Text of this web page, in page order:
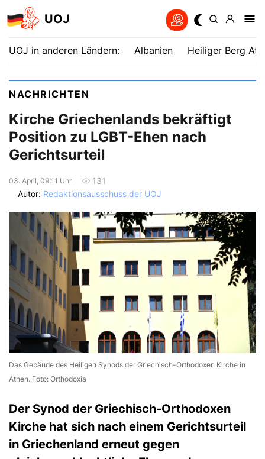
UOJ
UOJ in anderen Ländern: Albanien Heiliger Berg
NACHRICHTEN
Kirche Griechenlands bekräftigt
Position zu LGBT-Ehen nach
Gerichtsurteil
03. April, 09:11 Uhr
131
Autor: Redaktionsausschuss der UOJ
Das Gebäude des Heiligen Synods der Griechisch-Orthodoxen Kirche in
Athen. Foto: Orthodoxia
Der Synod der Griechisch-Orthodoxen
Kirche hat sich nach einem Gerichtsurteil
in Griechenland erneut gegen